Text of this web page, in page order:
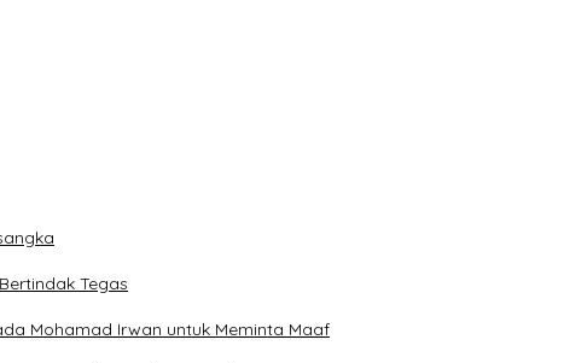
Tegas
Mohamad Irwan untuk Meminta Maaf